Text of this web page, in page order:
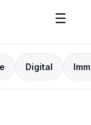
☰
Digital